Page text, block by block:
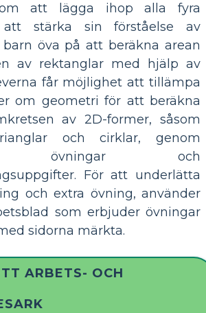
att lägga ihop alla fyra
att stärka sin förståelse av
öva på att beräkna arean
av rektanglar med hjälp av
får möjlighet att tillämpa
om geometri för att beräkna
av 2D-former, såsom
och cirklar, genom
övningar och
För att underlätta
och extra övning, använder
som erbjuder övningar
sidorna märkta.
ARBETS- OCH